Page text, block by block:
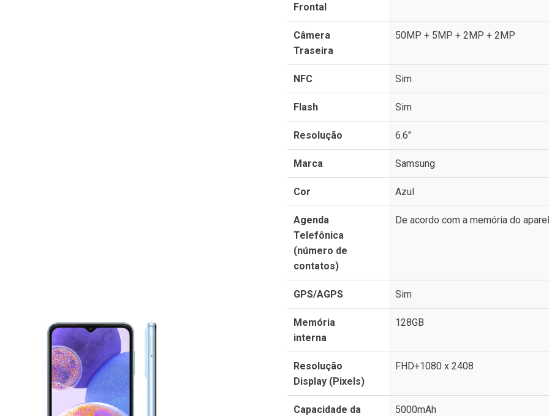
Frontal
Câmera
Traseira
50MP + 5MP + 2MP + 2MP
NFC Sim
Flash Sim
Resolução 6.6"
Marca Samsung
Cor Azul
Agenda
Telefônica
(número de
contatos)
De acordo com a memória do
GPS/AGPS Sim
Memória
interna
128GB
Resolução
Display (Pixels)
FHD+1080 x 2408
Capacidade da
5000mAh